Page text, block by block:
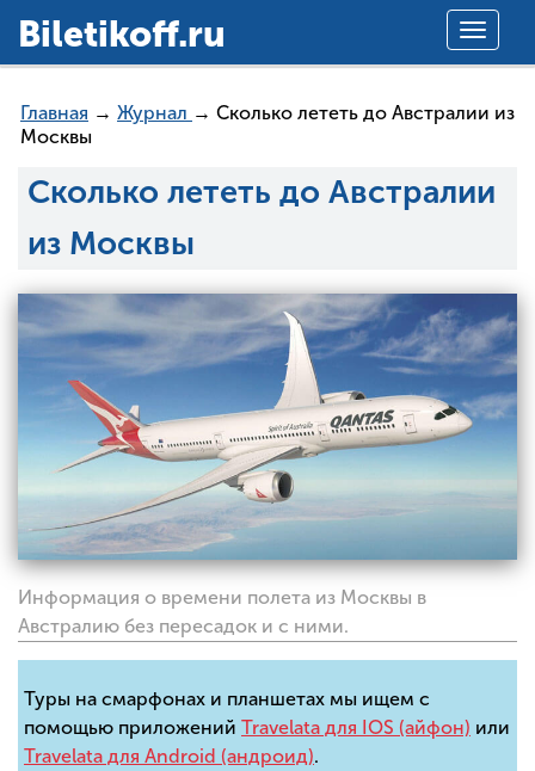
Toggle
Вiletikoff.ru
Главная → Журнал → Сколько лететь до Австралии из
Москвы
Сколько лететь до Австралии
из Москвы
Информация о времени полета из Москвы в
Австралию без пересадок и с ними.
Туры на смарфонах и планшетах мы ищем с
помощью приложений Travelata для IOS (айфон) или
Travelata для Android (андроид).